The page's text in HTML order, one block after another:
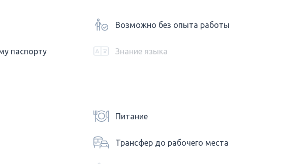
Возможно без опыта работы
паспорту Знание языка
Питание
Трансфер до рабочего места